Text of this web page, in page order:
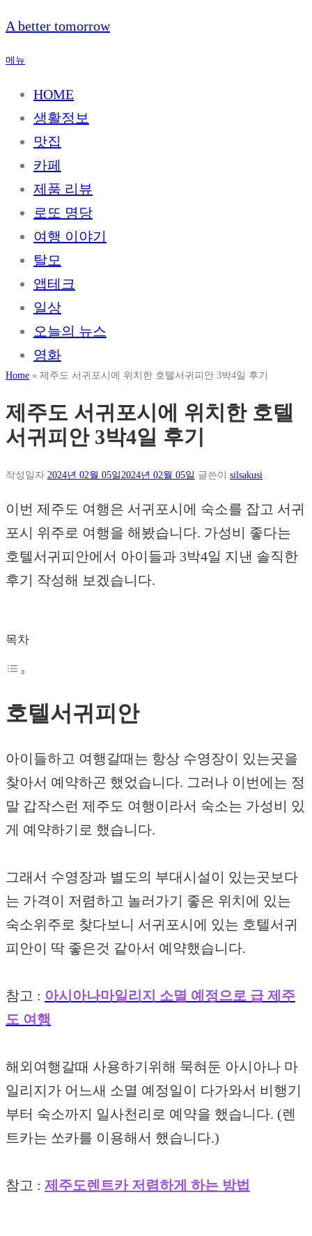
내
으
A better tomorrow
메뉴
HOME
생활정보
맛집
카페
제품 리뷰
로또 명당
여행 이야기
탈모
앱테크
일상
오늘의 뉴스
영화
Home » 제주도 서귀포시에 위치한 호텔서귀피안 3박4일 후기
제주도 서귀포시에 위치한 호텔
서귀피안 3박4일 후기
작성일자 2024년 02월 05일2024년 02월 05일 글쓴이 silsakusi
이번 제주도 여행은 서귀포시에 숙소를 잡고 서귀
포시 위주로 여행을 해봤습니다. 가성비 좋다는
호텔서귀피안에서 아이들과 3박4일 지낸 솔직한
후기 작성해 보겠습니다.
목차
호텔서귀피안
아이들하고 여행갈때는 항상 수영장이 있는곳을
찾아서 예약하곤 했었습니다. 그러나 이번에는 정
말 갑작스런 제주도 여행이라서 숙소는 가성비 있
게 예약하기로 했습니다.
그래서 수영장과 별도의 부대시설이 있는곳보다
는 가격이 저렴하고 놀러가기 좋은 위치에 있는
숙소위주로 찾다보니 서귀포시에 있는 호텔서귀
피안이 딱 좋은것 같아서 예약했습니다.
참고 : 아시아나마일리지 소멸 예정으로 급 제주
도 여행
해외여행갈때 사용하기위해 묵혀둔 아시아나 마
일리지가 어느새 소멸 예정일이 다가와서 비행기
부터 숙소까지 일사천리로 예약을 했습니다. (렌
트카는 쏘카를 이용해서 했습니다.)
참고 : 제주도렌트카 저렴하게 하는 방법